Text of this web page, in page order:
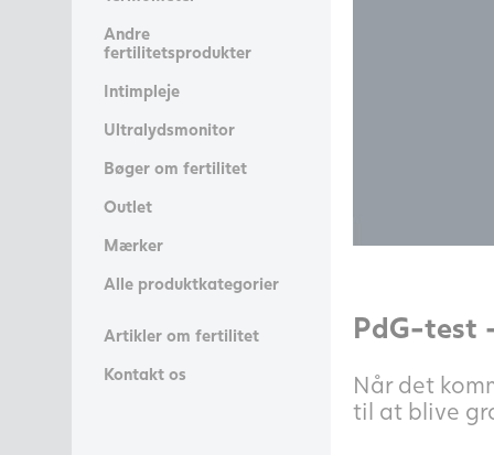
Andre
fertilitetsprodukter
Intimpleje
Ultralydsmonitor
Bøger om fertilitet
Outlet
Mærker
Alle produktkategorier
Artikler om fertilitet
Kontakt os
PdG-test
Når det
til at blive